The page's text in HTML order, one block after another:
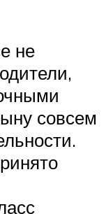
не
совсем